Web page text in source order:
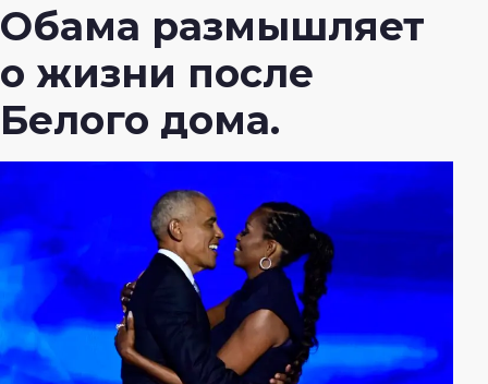
Обама размышляет
о жизни после
Белого дома.